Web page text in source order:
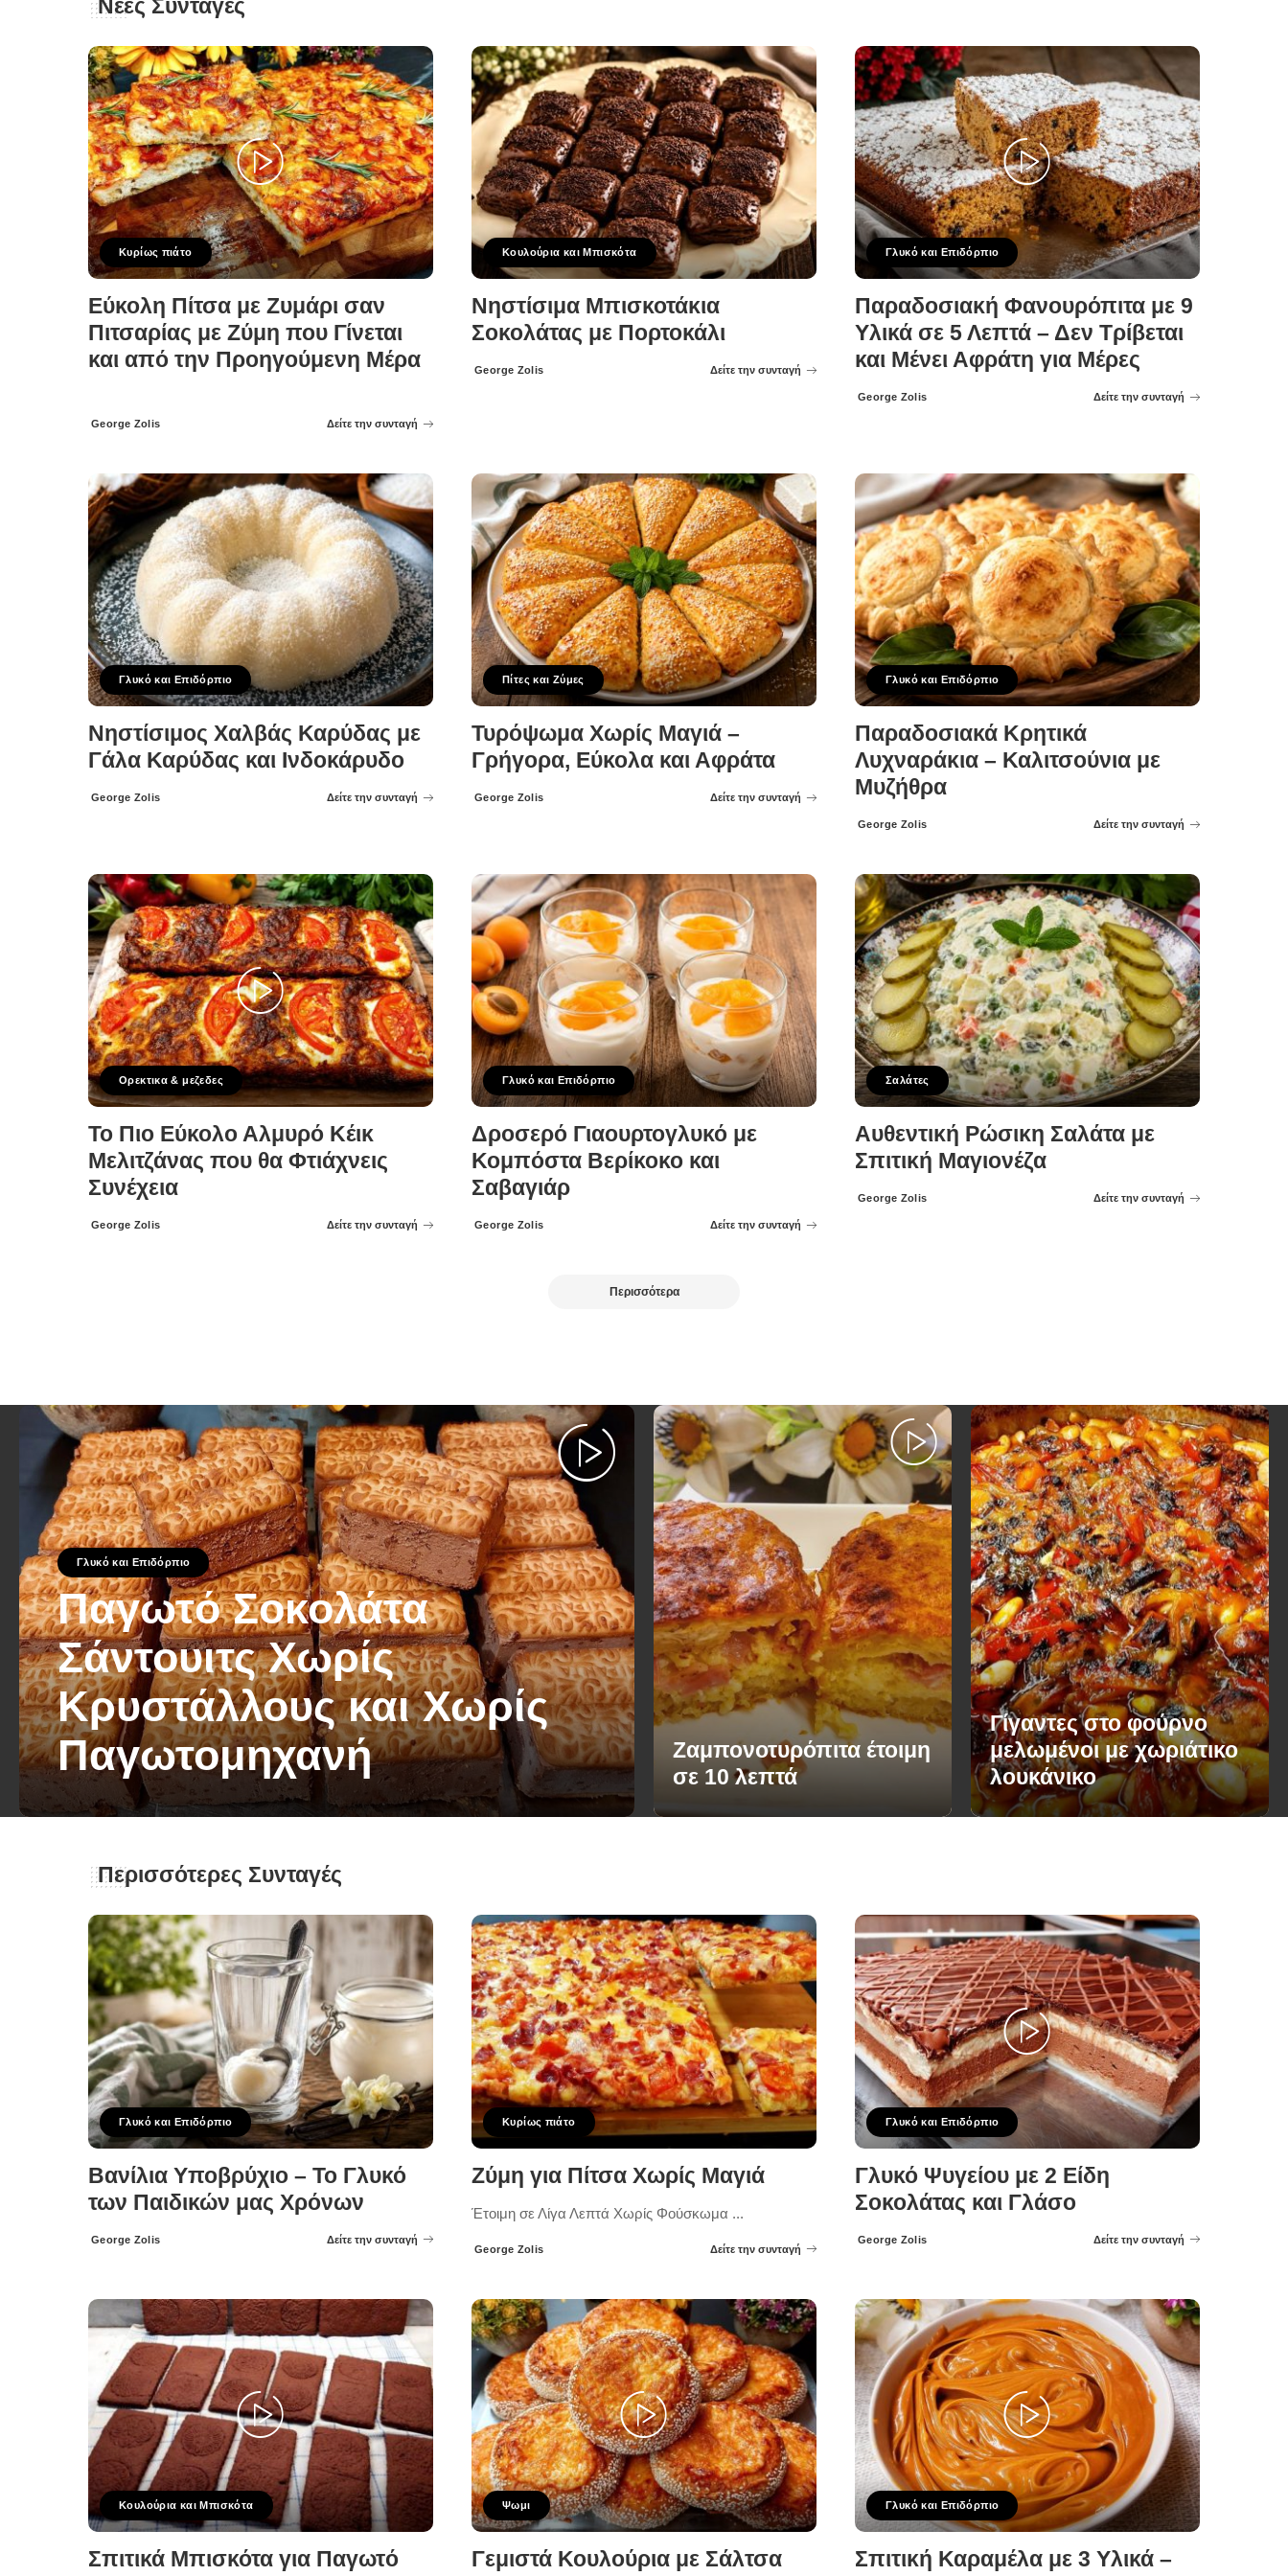
Νέες Συνταγές
Κυρίως πιάτο
Εύκολη Πίτσα με Ζυμάρι σαν
Πιτσαρίας με Ζύμη που Γίνεται
και από την Προηγούμενη Μέρα
Posted
George Zolis Δείτε την συνταγή
Κουλούρια και Μπισκότα
Νηστίσιμα Μπισκοτάκια
Σοκολάτας με Πορτοκάλι
Posted
George Zolis Δείτε την συνταγή
Γλυκό και Επιδόρπιο
Παραδοσιακή Φανουρόπιτα με 9
Υλικά σε 5 Λεπτά – Δεν Τρίβεται
και Μένει Αφράτη για Μέρες
Posted
George Zolis Δείτε την συνταγή
Γλυκό και Επιδόρπιο
Νηστίσιμος Χαλβάς Καρύδας με
Γάλα Καρύδας και Ινδοκάρυδο
Posted
George Zolis Δείτε την συνταγή
Πίτες και Ζύμες
Τυρόψωμα Χωρίς Μαγιά –
Γρήγορα, Εύκολα και Αφράτα
Posted
George Zolis Δείτε την συνταγή
Γλυκό και Επιδόρπιο
Παραδοσιακά Κρητικά
Λυχναράκια – Καλιτσούνια με
Μυζήθρα
Posted
George Zolis Δείτε την συνταγή
Ορεκτικα & μεζεδες
Το Πιο Εύκολο Αλμυρό Κέικ
Μελιτζάνας που θα Φτιάχνεις
Συνέχεια
Posted
George Zolis Δείτε την συνταγή
Γλυκό και Επιδόρπιο
Δροσερό Γιαουρτογλυκό με
Κομπόστα Βερίκοκο και
Σαβαγιάρ
Posted
George Zolis Δείτε την συνταγή
Σαλάτες
Αυθεντική Ρώσικη Σαλάτα με
Σπιτική Μαγιονέζα
Posted
George Zolis Δείτε την συνταγή
Περισσότερα
Γλυκό και Επιδόρπιο
Παγωτό Σοκολάτα
Σάντουιτς Χωρίς
Κρυστάλλους και Χωρίς
Παγωτομηχανή
Posted
George Zolis 13 Ιουλίου 2025
Ζαμπονοτυρόπιτα έτοιμη
σε 10 λεπτά
Γίγαντες στο φούρνο
μελωμένοι με χωριάτικο
λουκάνικο
Περισσότερες Συνταγές
Γλυκό και Επιδόρπιο
Βανίλια Υποβρύχιο – Το Γλυκό
των Παιδικών μας Χρόνων
Posted
George Zolis Δείτε την συνταγή
Κυρίως πιάτο
Ζύμη για Πίτσα Χωρίς Μαγιά
Έτοιμη σε Λίγα Λεπτά Χωρίς Φούσκωμα ...
Posted
George Zolis Δείτε την συνταγή
Γλυκό και Επιδόρπιο
Γλυκό Ψυγείου με 2 Είδη
Σοκολάτας και Γλάσο
Posted
George Zolis Δείτε την συνταγή
Κουλούρια και Μπισκότα
Σπιτικά Μπισκότα για Παγωτό
Ψωμι
Γεμιστά Κουλούρια με Σάλτσα
Γλυκό και Επιδόρπιο
Σπιτική Καραμέλα με 3 Υλικά –